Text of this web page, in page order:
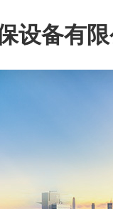
设备有